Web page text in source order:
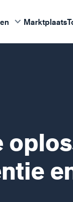
keyboard_arrow_down Marktplaats